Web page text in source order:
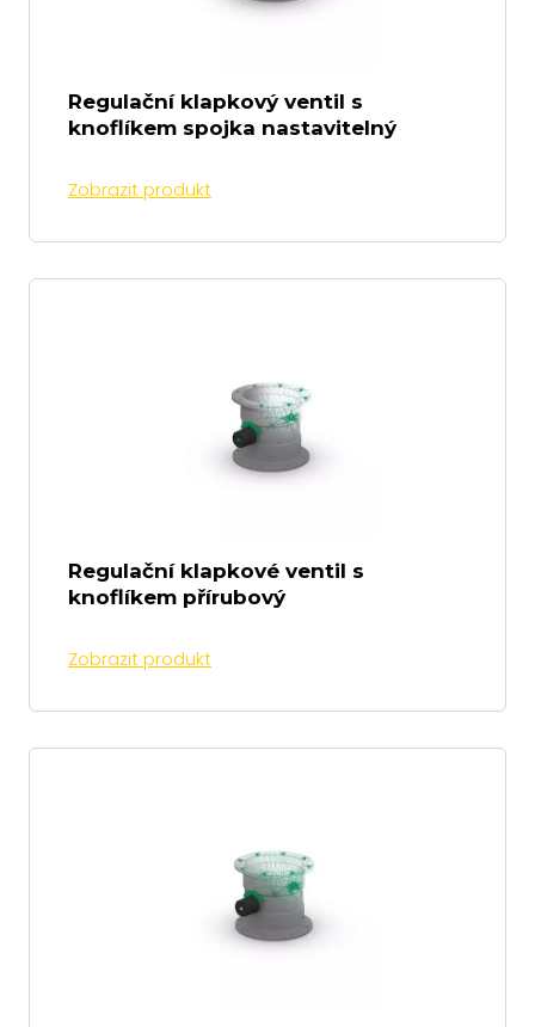
Regulační klapkový ventil s
knoflíkem spojka nastavitelný
Zobrazit produkt
Regulační klapkové ventil s
knoflíkem přírubový
Zobrazit produkt